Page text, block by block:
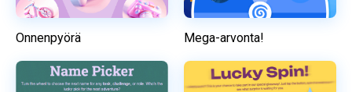
Onnenpyörä Mega-arvonta!